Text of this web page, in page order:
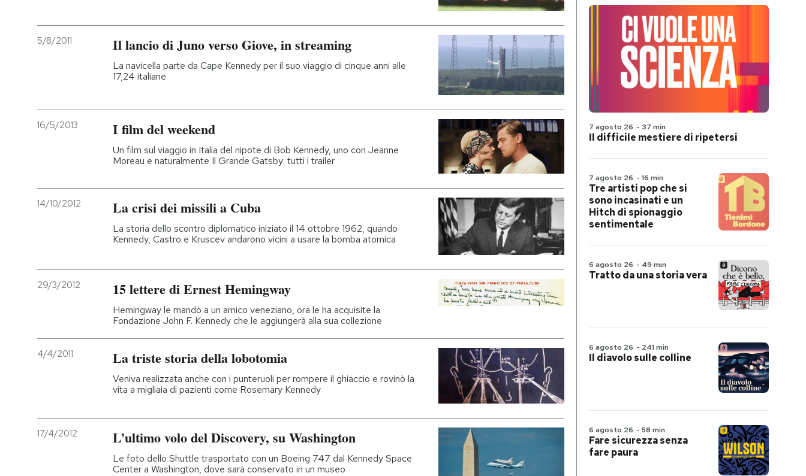
5/8/2011 Il lancio di Juno verso Giove, in streaming
La navicella parte da Cape Kennedy per il suo viaggio di cinque anni alle
17,24 italiane
16/5/2013 I film del weekend
Un film sul viaggio in Italia del nipote di Bob Kennedy, uno con Jeanne
Moreau e naturalmente Il Grande Gatsby: tutti i trailer
14/10/2012 La crisi dei missili a Cuba
La storia dello scontro diplomatico iniziato il 14 ottobre 1962, quando
Kennedy, Castro e Kruscev andarono vicini a usare la bomba atomica
29/3/2012 15 lettere di Ernest Hemingway
Hemingway le mandò a un amico veneziano, ora le ha acquisite la
Fondazione John F. Kennedy che le aggiungerà alla sua collezione
4/4/2011 La triste storia della lobotomia
Veniva realizzata anche con i punteruoli per rompere il ghiaccio e rovinò la
vita a migliaia di pazienti come Rosemary Kennedy
17/4/2012 L’ultimo volo del Discovery, su Washington
Le foto dello Shuttle trasportato con un Boeing 747 dal Kennedy Space
Center a Washington, dove sarà conservato in un museo
7 agosto 26 - 37 min
Il difficile mestiere di ripetersi
7 agosto 26 - 16 min
Tre artisti pop che si
sono incasinati e un
Hitch di spionaggio
sentimentale
6 agosto 26 - 49 min
Tratto da una storia vera
6 agosto 26 - 241 min
Il diavolo sulle colline
6 agosto 26 - 58 min
Fare sicurezza senza
fare paura